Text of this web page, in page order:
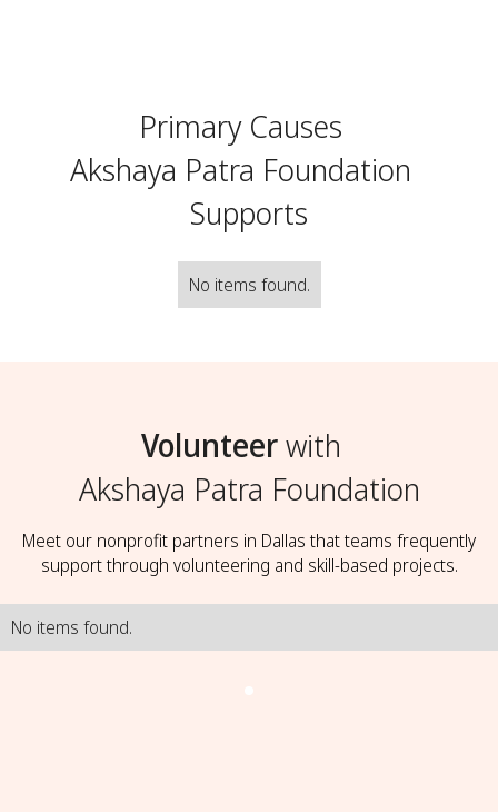
Primary Causes
Akshaya Patra Foundation
Supports
No items found.
Volunteerwith
Akshaya Patra Foundation
Meet our nonprofit partners in Dallas that teams frequently
support through volunteering and skill-based projects.
No items found.